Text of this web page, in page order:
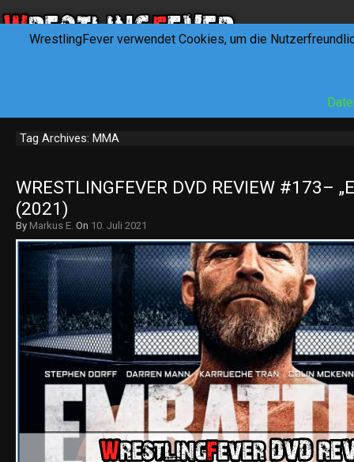
Tag Archives: MMA
WRESTLINGFEVER DVD REVIEW #173–
(2021)
By Markus E. On 10. Juli 2021
WrestlingFever verwendet Cookies, um die